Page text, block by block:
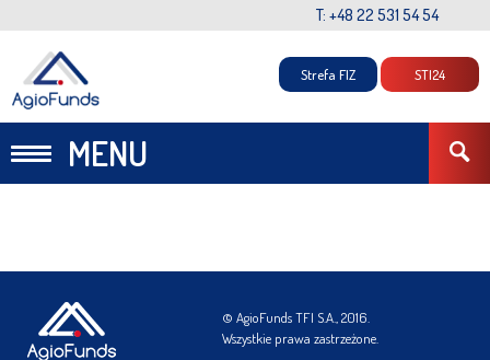
T: +48 22 531 54 54
MENU
Strefa FIZ STI24
© AgioFunds TFI S.A., 2016.
Wszystkie prawa zastrzeżone.